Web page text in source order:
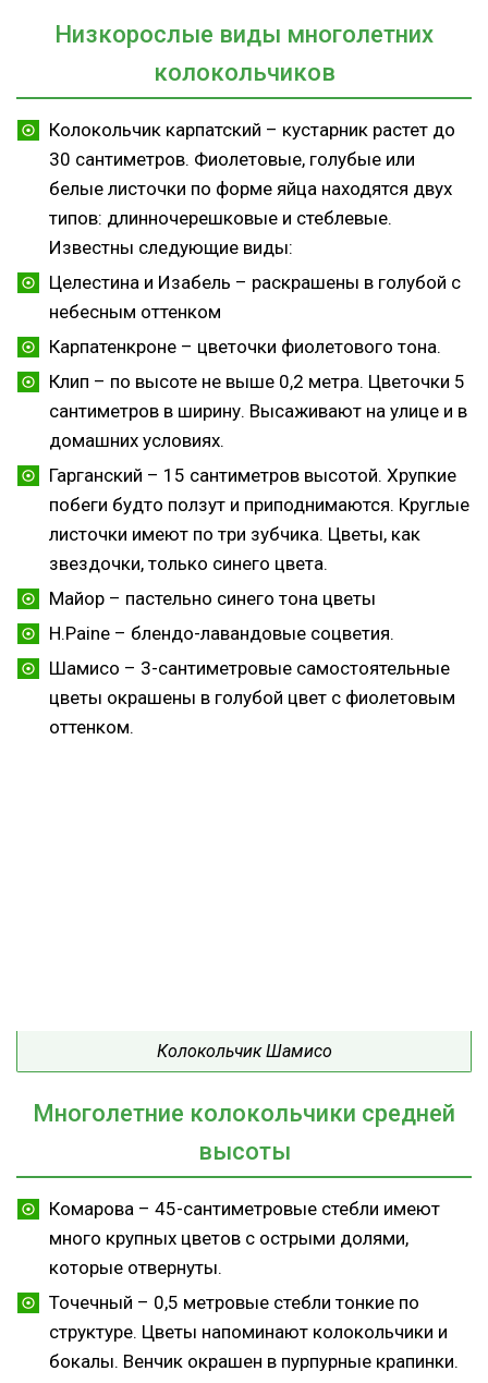
Низкорослые виды многолетних
колокольчиков
Колокольчик карпатский – кустарник растет до
30 сантиметров. Фиолетовые, голубые или
белые листочки по форме яйца находятся двух
типов: длинночерешковые и стеблевые.
Известны следующие виды:
Целестина и Изабель – раскрашены в голубой с
небесным оттенком
Карпатенкроне – цветочки фиолетового тона.
Клип – по высоте не выше 0,2 метра. Цветочки 5
сантиметров в ширину. Высаживают на улице и в
домашних условиях.
Гарганский – 15 сантиметров высотой. Хрупкие
побеги будто ползут и приподнимаются. Круглые
листочки имеют по три зубчика. Цветы, как
звездочки, только синего цвета.
Майор – пастельно синего тона цветы
H.Paine – блендо-лавандовые соцветия.
Шамисо – 3-сантиметровые самостоятельные
цветы окрашены в голубой цвет с фиолетовым
оттенком.
Колокольчик Шамисо
Многолетние колокольчики средней
высоты
Комарова – 45-сантиметровые стебли имеют
много крупных цветов с острыми долями,
которые отвернуты.
Точечный – 0,5 метровые стебли тонкие по
структуре. Цветы напоминают колокольчики и
бокалы. Венчик окрашен в пурпурные крапинки.